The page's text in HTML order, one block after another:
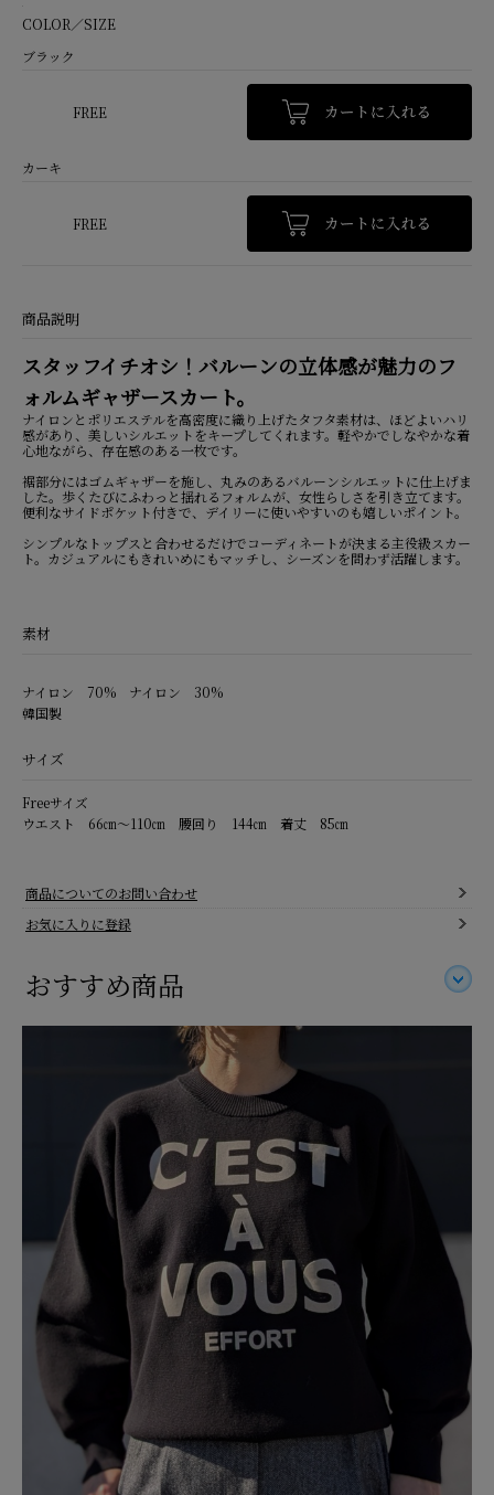
COLOR／SIZE
ブラック
FREE
カーキ
FREE
商品説明
スタッフイチオシ！バルーンの立体感が魅力のフ
ォルムギャザースカート。
ナイロンとポリエステルを高密度に織り上げたタフタ素材は、ほどよいハリ
感があり、美しいシルエットをキープしてくれます。軽やかでしなやかな着
心地ながら、存在感のある一枚です。
裾部分にはゴムギャザーを施し、丸みのあるバルーンシルエットに仕上げま
した。歩くたびにふわっと揺れるフォルムが、女性らしさを引き立てます。
便利なサイドポケット付きで、デイリーに使いやすいのも嬉しいポイント。
シンプルなトップスと合わせるだけでコーディネートが決まる主役級スカー
ト。カジュアルにもきれいめにもマッチし、シーズンを問わず活躍します。
素材
ナイロン 70% ナイロン 30%
韓国製
サイズ
Freeサイズ
ウエスト 66㎝～110㎝ 腰回り 144㎝ 着丈 85㎝
商品についてのお問い合わせ
お気に入りに登録
おすすめ商品